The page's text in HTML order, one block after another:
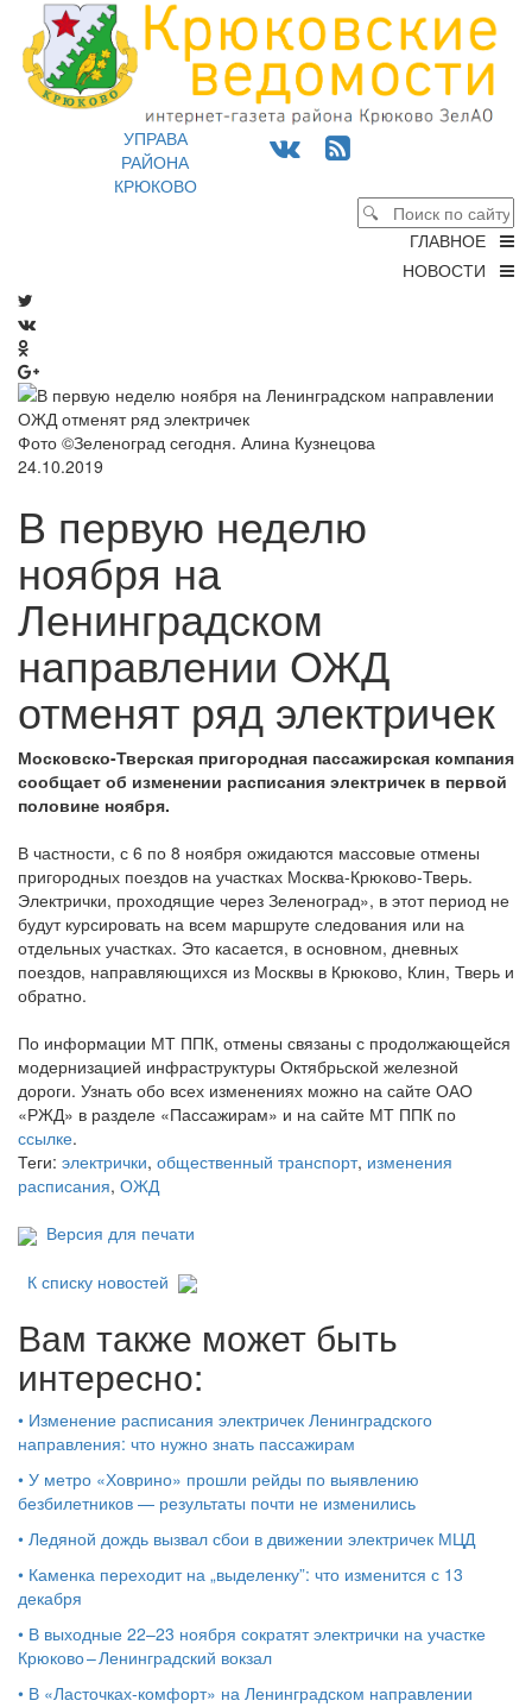
УПРАВА
РАЙОНА
КРЮКОВО
ГЛАВНОЕ
НОВОСТИ
Фото ©Зеленоград сегодня. Алина Кузнецова
24.10.2019
В первую неделю
ноября на
Ленинградском
направлении ОЖД
отменят ряд электричек
Московско-Тверская пригородная пассажирская компания
сообщает об изменении расписания электричек в первой
половине ноября.
В частности, с 6 по 8 ноября ожидаются массовые отмены
пригородных поездов на участках Москва-Крюково-Тверь.
Электрички, проходящие через Зеленоград», в этот период не
будут курсировать на всем маршруте следования или на
отдельных участках. Это касается, в основном, дневных
поездов, направляющихся из Москвы в Крюково, Клин, Тверь и
обратно.
По информации МТ ППК, отмены связаны с продолжающейся
модернизацией инфраструктуры Октябрьской железной
дороги. Узнать обо всех изменениях можно на сайте ОАО
«РЖД» в разделе «Пассажирам» и на сайте МТ ППК по
ссылке.
Теги: электрички, общественный транспорт, изменения
расписания, ОЖД
Версия для печати
К списку новостей
Вам также может быть
интересно:
• Изменение расписания электричек Ленинградского
направления: что нужно знать пассажирам
• У метро «Ховрино» прошли рейды по выявлению
безбилетников — результаты почти не изменились
• Ледяной дождь вызвал сбои в движении электричек МЦД
• Каменка переходит на „выделенку”: что изменится с 13
декабря
• В выходные 22–23 ноября сократят электрички на участке
Крюково – Ленинградский вокзал
• В «Ласточках‑комфорт» на Ленинградском направлении